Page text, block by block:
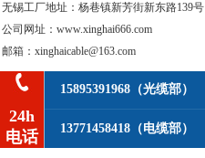
无锡工厂地址：杨巷镇新芳街新东路139号
公司网址：www.xinghai666.com
邮箱：xinghaicable@163.com
24h
电话
15895391968（光缆部）
13771458418（电缆部）